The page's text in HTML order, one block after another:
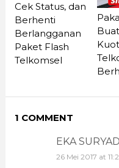
Cek Status, dan
Berhenti
Berlangganan
Paket Flash
Telkomsel
1 COMMENT
EKA
26 Mei 2017 at